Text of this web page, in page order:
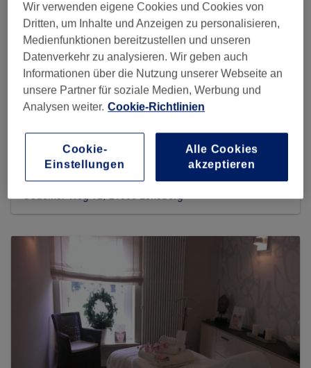
Lauryn‘s Beauty Lounge
83 reviews
Oedemer Weg 92, 21335 Lüneburg
Wir verwenden eigene Cookies und Cookies von
Dritten, um Inhalte und Anzeigen zu personalisieren,
Medienfunktionen bereitzustellen und unseren
Datenverkehr zu analysieren. Wir geben auch
Informationen über die Nutzung unserer Webseite an
unsere Partner für soziale Medien, Werbung und
Analysen weiter. Cookie-Richtlinien
Cookie-
Einstellungen
Alle Cookies
akzeptieren